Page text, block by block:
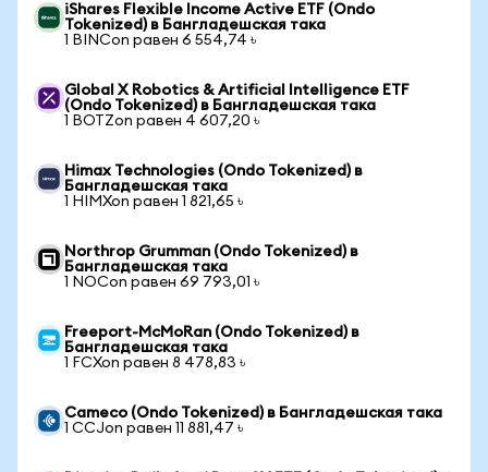
iShares Flexible Income Active ETF (Ondo
Tokenized) в Бангладешская така
1 BINCon равен 6 554,74 ৳
Global X Robotics & Artificial Intelligence ETF
(Ondo Tokenized) в Бангладешская така
1 BOTZon равен 4 607,20 ৳
Himax Technologies (Ondo Tokenized) в
Бангладешская така
1 HIMXon равен 1 821,65 ৳
Northrop Grumman (Ondo Tokenized) в
Бангладешская така
1 NOCon равен 69 793,01 ৳
Freeport-McMoRan (Ondo Tokenized) в
Бангладешская така
1 FCXon равен 8 478,83 ৳
Cameco (Ondo Tokenized) в Бангладешская така
1 CCJon равен 11 881,47 ৳